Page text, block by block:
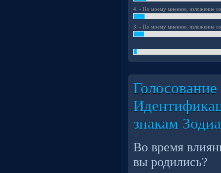
4. - По моему мнению, изложение
3. - По моему мнению, изложение
знакам
Во время
вы родились?